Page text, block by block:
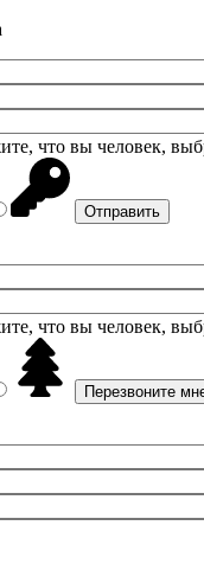
что вы человек,
что вы человек,